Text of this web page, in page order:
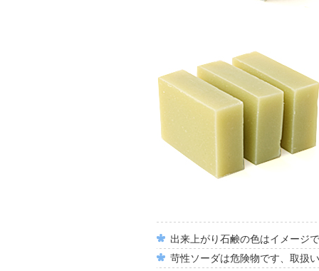
出来上がり石鹸の色はイメージ
苛性ソーダは危険物です、取扱